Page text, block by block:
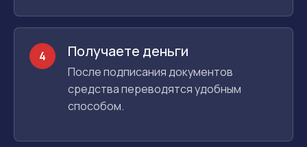
4 Получаете деньги
После подписания документов
средства переводятся удобным
способом.